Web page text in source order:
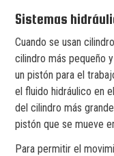
Sistemas
Cuando se usan
cilindro más pequeño
un pistón para el
el fluido hidráulico en
del cilindro más
pistón que se mueve
Para permitir el